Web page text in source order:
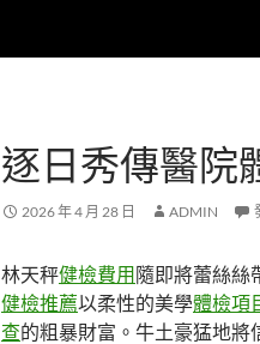
逐日秀傳醫院
2026 年 4 月 28 日 ADMIN
林天秤健檢費用隨即將蕾絲絲
健檢推薦以柔性的美學體檢項
查的粗暴財富。牛土豪猛地將